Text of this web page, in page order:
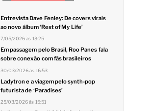
Entrevista Dave Fenley: De covers virais
ao novo álbum ‘Rest of My Life’
7/05/2026 às 13:25
Em passagem pelo Brasil, Roo Panes fala
sobre conexão com fãs brasileiros
30/03/2026 às 16:53
Ladytron e a viagem pelo synth-pop
futurista de ‘Paradises’
25/03/2026 às 15:51